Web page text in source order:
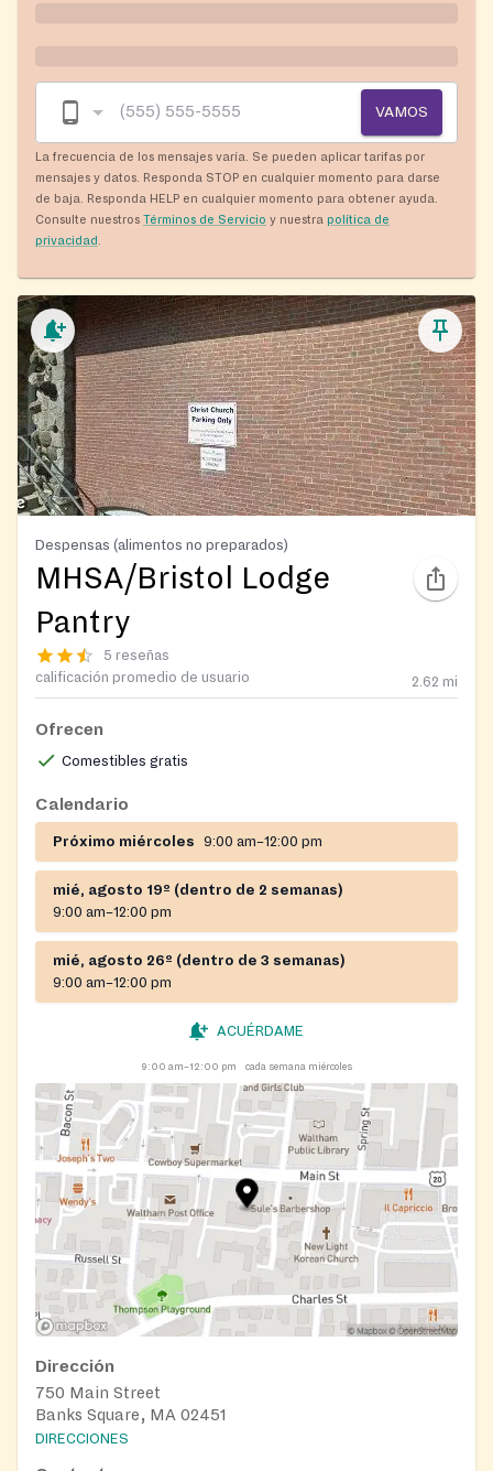
VAMOS
La frecuencia de los mensajes varía. Se pueden aplicar tarifas por
mensajes y datos. Responda STOP en cualquier momento para darse
de baja. Responda HELP en cualquier momento para obtener ayuda.
Consulte nuestros Términos de Servicio y nuestra política de
privacidad
Despensas (alimentos no preparados)
MHSA/Bristol Lodge
Pantry
5 reseñas
calificación promedio de usuario
2.62 mi
Ofrecen
Comestibles gratis
Calendario
Próximo miércoles 9:00 am–12:00 pm
mié, agosto 19º (dentro de 2 semanas)
9:00 am–12:00 pm
mié, agosto 26º (dentro de 3 semanas)
9:00 am–12:00 pm
ACUÉRDAME
9:00 am–12:00 pm cada semana miércoles
Dirección
750 Main Street
Banks Square, MA 02451
DIRECCIONES